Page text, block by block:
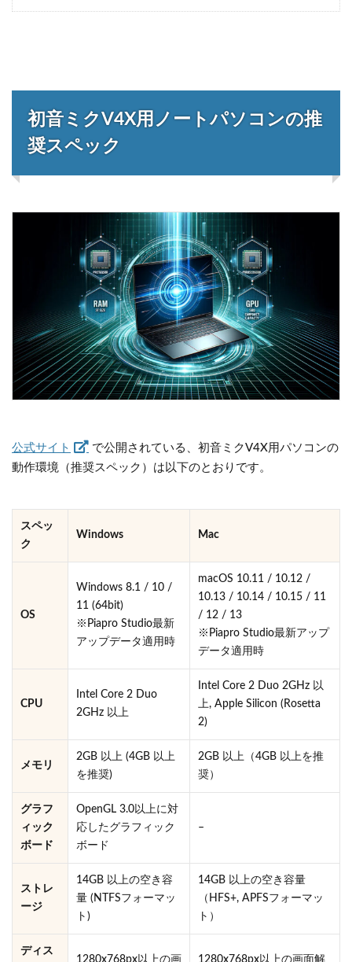
初音ミクV4X用ノートパソコンの推
奨スペック
公式サイト
で公開されている、初音ミクV4X用パソコンの
動作環境（推奨スペック）は以下のとおりです。
スペッ
ク
Windows Mac
OS
Windows 8.1 / 10 /
11 (64bit)
※Piapro Studio最新
アップデータ適用時
macOS 10.11 / 10.12 /
10.13 / 10.14 / 10.15 / 11
/ 12 / 13
※Piapro Studio最新アップ
データ適用時
CPU
Intel Core 2 Duo
2GHz 以上
Intel Core 2 Duo 2GHz 以
上, Apple Silicon (Rosetta
2)
メモリ
2GB 以上 (4GB 以上
を推奨)
2GB 以上（4GB 以上を推
奨）
グラフ
ィック
ボード
OpenGL 3.0以上に対
応したグラフィック
ボード
–
ストレ
ージ
14GB 以上の空き容
量 (NTFSフォーマッ
ト)
14GB 以上の空き容量
（HFS+, APFSフォーマッ
ト）
ディス
1280x768px以上の画 1280x768px以上の画面解